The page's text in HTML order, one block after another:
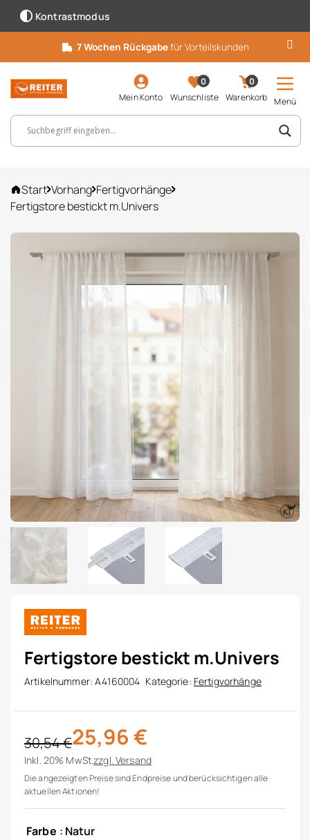
Kontrastmodus
7 Wochen Rückgabefür Vorteilskunden
Mein Konto
0
Wunschliste
0
Warenkorb
Menü
Suchbegriff, Artikelnummer ...
Start Vorhang Fertigvorhänge
Fertigstore bestickt m.Univers
Fertigstore bestickt m.Univers
Artikelnummer:A4160004 Kategorie: Fertigvorhänge
30,54€
Ursprünglicher Preis war: 30,54 €
25,96 €
Aktueller Preis ist: 25,96 €.
Inkl. 20% MwSt.zzgl.Versand
Die angezeigten Preise sind Endpreise und berücksichtigen alle
aktuellen Aktionen!
Farbe : Natur